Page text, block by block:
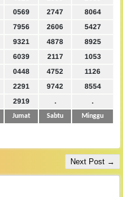
0569 2747
8064
7956 2606
5427
9321 4878
8925
6039 2117
1053
0448 4752
1126
2291 9742
8554
2919 . .
Jumat Sabtu Minggu
Next Post →